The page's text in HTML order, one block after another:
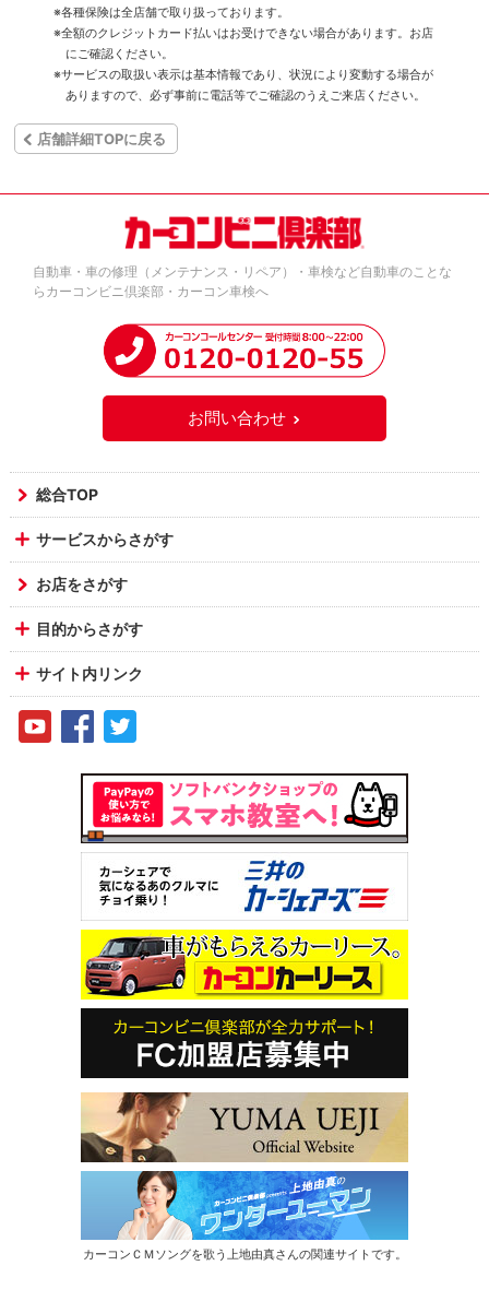
※各種保険は全店舗で取り扱っております。
※全額のクレジットカード払いはお受けできない場合があります。お店
にご確認ください。
※サービスの取扱い表示は基本情報であり、状況により変動する場合が
ありますので、必ず事前に電話等でご確認のうえご来店ください。
店舗詳細TOPに戻る
自動車・車の修理（メンテナンス・リペア）・車検など自動車のことな
らカーコンビニ倶楽部・カーコン車検へ
お問い合わせ
総合TOP
サービスからさがす
お店をさがす
目的からさがす
サイト内リンク
カーコンＣＭソングを歌う上地由真さんの関連サイトです。